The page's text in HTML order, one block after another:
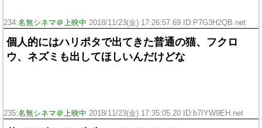
234:名無シネマ＠上映中 2018/11/23(金) 17:26:57.69 ID:P7G3H2QB.net
個人的にはハリポタで出てきた普通の猫、フクロ
ウ、ネズミも出してほしいんだけどな
235:名無シネマ＠上映中 2018/11/23(金) 17:35:05.20 ID:b7IYW9EH.net